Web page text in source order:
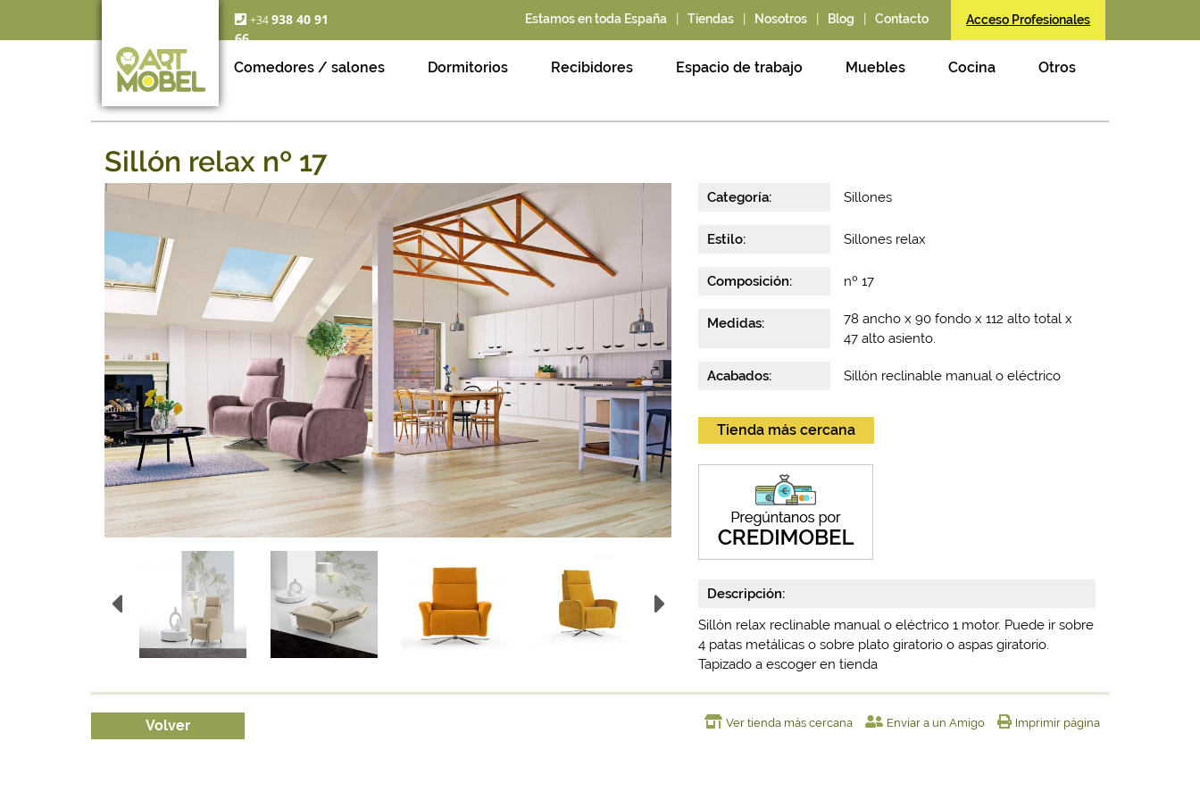
+34938 40 91
66
Estamos en toda España Tiendas Nosotros Blog Contacto Acceso Profesionales
Comedores / salones Dormitorios Recibidores Espacio de trabajo Muebles Cocina Otros
Sillón relax nº 17
Categoría: Sillones
Estilo: Sillones relax
Composición: nº 17
Medidas:
78 ancho x 90 fondo x 112 alto total x
47 alto asiento.
Acabados: Sillón reclinable manual o eléctrico
Tienda más cercana
Descripción:
Sillón relax reclinable manual o eléctrico 1 motor. Puede ir sobre
4 patas metálicas o sobre plato giratorio o aspas giratorio.
Tapizado a escoger en tienda
Volver Ver tienda más cercana Enviar a un Amigo Imprimir página